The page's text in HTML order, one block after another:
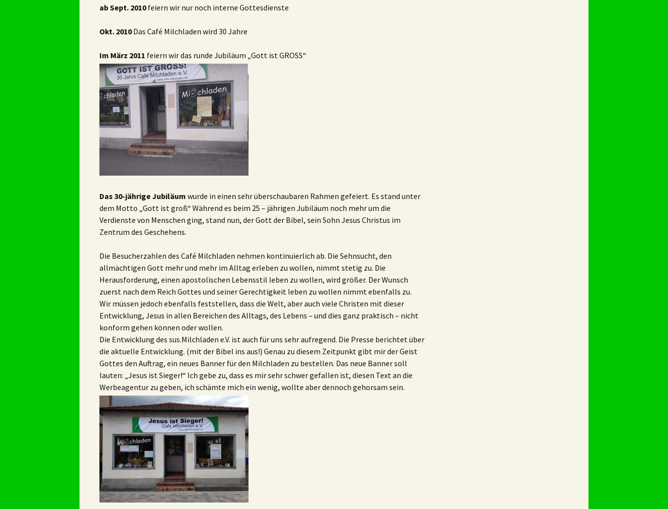
ab Sept. 2010feiern wir nur noch interne Gottesdienste
Okt. 2010Das Café Milchladen wird 30 Jahre
Im März 2011 feiern wir das runde Jubiläum „Gott ist GROSS“
Das 30-jährige Jubiläum wurde in einen sehr überschaubaren Rahmen gefeiert. Es stand unter
dem Motto „Gott ist groß“ Während es beim 25 – jährigen Jubiläum noch mehr um die
Verdienste von Menschen ging, stand nun, der Gott der Bibel, sein Sohn Jesus Christus im
Zentrum des Geschehens.
Die Besucherzahlen des Café Milchladen nehmen kontinuierlich ab. Die Sehnsucht, den
allmächtigen Gott mehr und mehr im Alltag erleben zu wollen, nimmt stetig zu. Die
Herausforderung, einen apostolischen Lebensstil leben zu wollen, wird größer. Der Wunsch
zuerst nach dem Reich Gottes und seiner Gerechtigkeit leben zu wollen nimmt ebenfalls zu.
Wir müssen jedoch ebenfalls feststellen, dass die Welt, aber auch viele Christen mit dieser
Entwicklung, Jesus in allen Bereichen des Alltags, des Lebens – und dies ganz praktisch – nicht
konform gehen können oder wollen.
Die Entwicklung des sus.Milchladen e.V. ist auch für uns sehr aufregend. Die Presse berichtet über
die aktuelle Entwicklung. (mit der Bibel ins aus!) Genau zu diesem Zeitpunkt gibt mir der Geist
Gottes den Auftrag, ein neues Banner für den Milchladen zu bestellen. Das neue Banner soll
lauten: „Jesus ist Sieger!“ Ich gebe zu, dass es mir sehr schwer gefallen ist, diesen Text an die
Werbeagentur zu geben, ich schämte mich ein wenig, wollte aber dennoch gehorsam sein.